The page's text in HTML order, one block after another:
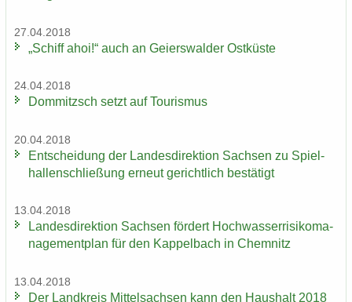
27.04.2018
„Schiff ahoi!“ auch an Gei­ers­wal­der Ost­küs­te
24.04.2018
Dom­mitzsch setzt auf Tou­ris­mus
20.04.2018
Ent­schei­dung der Lan­des­di­rek­ti­on Sach­sen zu Spiel­
hal­len­schlie­ßung er­neut ge­richt­lich be­stä­tigt
13.04.2018
Lan­des­di­rek­ti­on Sach­sen för­dert Hoch­was­ser­ri­si­ko­ma­
nage­ment­plan für den Kap­pel­bach in Chem­nitz
13.04.2018
Der Land­kreis Mit­tel­sach­sen kann den Haus­halt 2018